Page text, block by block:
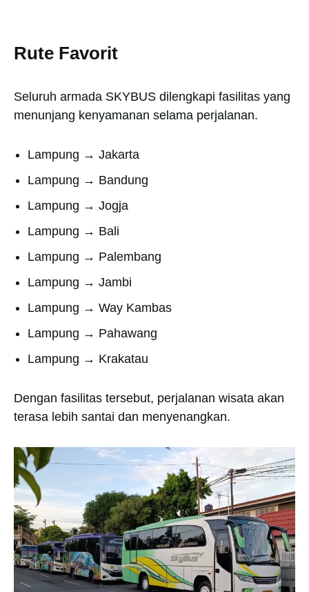
Rute Favorit
Seluruh armada SKYBUS dilengkapi fasilitas yang
menunjang kenyamanan selama perjalanan.
Lampung → Jakarta
Lampung → Bandung
Lampung → Jogja
Lampung → Bali
Lampung → Palembang
Lampung → Jambi
Lampung → Way Kambas
Lampung → Pahawang
Lampung → Krakatau
Dengan fasilitas tersebut, perjalanan wisata akan
terasa lebih santai dan menyenangkan.